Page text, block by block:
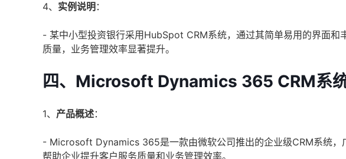
4、 实例说明 ：
- 某中小型投资银行采用HubSpot CRM系统，通过其简单易用的界面
质量，业务管理效率显著提升。
四、Microsoft Dynamics 365 CRM系
1、 产品概述：
- Microsoft Dynamics 365是一款由微软公司推出的企业级CRM系统，
帮助企业提升客户服务质量和业务管理效率。